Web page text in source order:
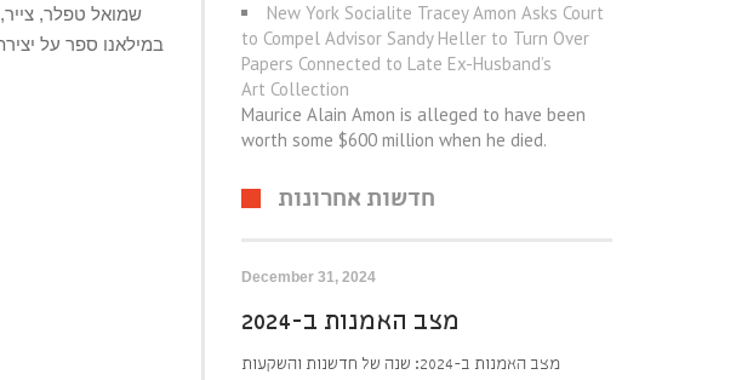
New York Socialite Tracey Amon Asks Court
to Compel Advisor Sandy Heller to Turn Over
Papers Connected to Late Ex-Husband’s
Art Collection
Maurice Alain Amon is alleged to have been
worth some $600 million when he died.
חדשות אחרונות
December 31, 2024
מצב האמנות ב-2024
מצב האמנות ב-2024: שנה של חדשנות והשקעות